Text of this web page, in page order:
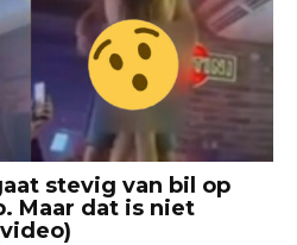
stevig van bil op
Maar dat is niet